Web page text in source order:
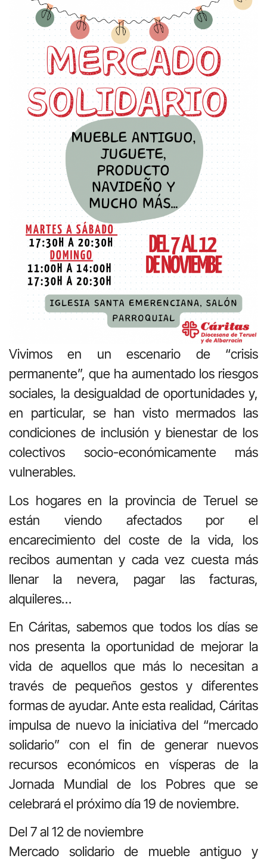
Vivimos en un escenario de “crisis
permanente”, que ha aumentado los riesgos
sociales, la desigualdad de oportunidades y,
en particular, se han visto mermados las
condiciones de inclusión y bienestar de los
colectivos socio-económicamente más
vulnerables.
Los hogares en la provincia de Teruel se
están viendo afectados por el
encarecimiento del coste de la vida, los
recibos aumentan y cada vez cuesta más
llenar la nevera, pagar las facturas,
alquileres…
En Cáritas, sabemos que todos los días se
nos presenta la oportunidad de mejorar la
vida de aquellos que más lo necesitan a
través de pequeños gestos y diferentes
formas de ayudar. Ante esta realidad, Cáritas
impulsa de nuevo la iniciativa del “mercado
solidario” con el fin de generar nuevos
recursos económicos en vísperas de la
Jornada Mundial de los Pobres que se
celebrará el próximo día 19 de noviembre.
Del 7 al 12 de noviembre
Mercado solidario de mueble antiguo y